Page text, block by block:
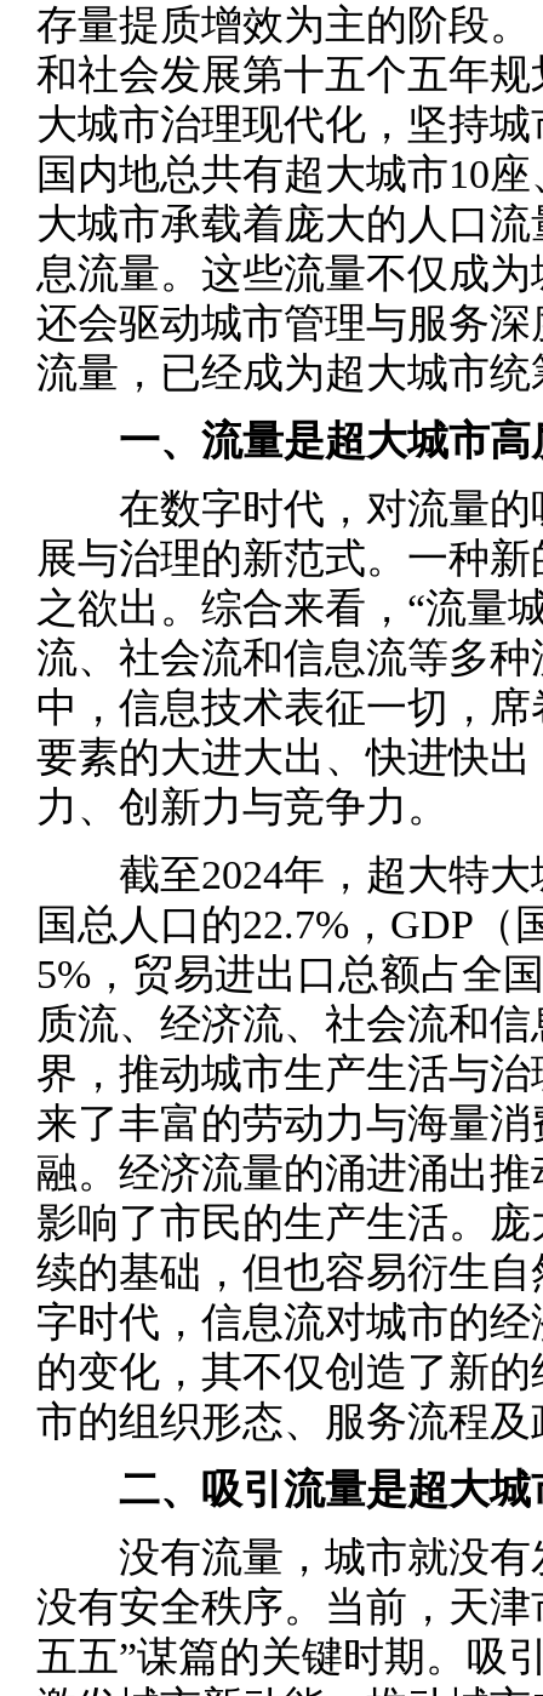
存量提质增效为主的阶段
和社会发展第十五个五年
大城市治理现代化，坚持
国内地总共有超大城市10
大城市承载着庞大的人口
息流量。这些流量不仅成
还会驱动城市管理与服务
流量，已经成为超大城市
一、流量是超大城市高
在数字时代，对流量的
展与治理的新范式。一种
之欲出。综合来看，“流量
流、社会流和信息流等多
中，信息技术表征一切，
要素的大进大出、快进快
力、创新力与竞争力。
截至2024年，超大特大
国总人口的22.7%，GDP
5%，贸易进出口总额占全
质流、经济流、社会流和
界，推动城市生产生活与
来了丰富的劳动力与海量
融。经济流量的涌进涌出
影响了市民的生产生活。
续的基础，但也容易衍生
字时代，信息流对城市的
的变化，其不仅创造了新
市的组织形态、服务流程
二、吸引流量是超大
没有流量，城市就没有
没有安全秩序。当前，天
五五”谋篇的关键时期。吸